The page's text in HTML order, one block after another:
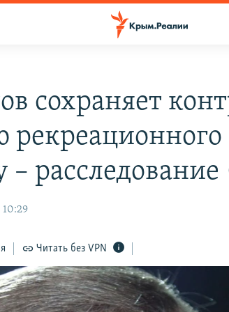
сохраняет
рекреационного
расследование
10:29
Читать без VPN